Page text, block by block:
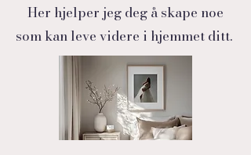
Her hjelper jeg deg å skape noe
som kan leve videre i hjemmet ditt.